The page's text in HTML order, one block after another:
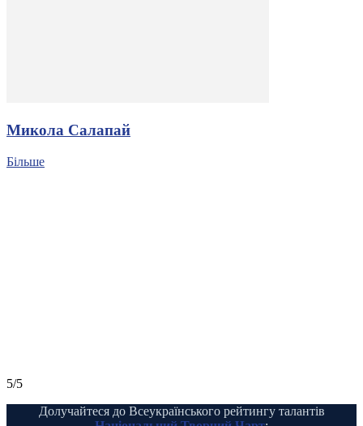
Микола Салапай
Більше
5/5
Долучайтеся до Всеукраїнського рейтингу талантів